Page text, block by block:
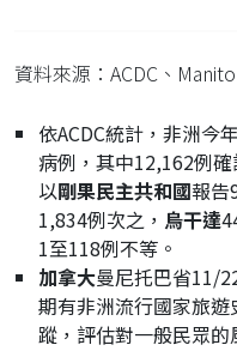
資料來源：ACDC、
依ACDC統計，非洲今
病例，其中12,162例確
以剛果民主共和國報告
1,834例次之， 烏干達
1至118例不等。
加拿大曼尼托巴省11/
期有非洲流行國家旅
蹤，評估對一般民眾的